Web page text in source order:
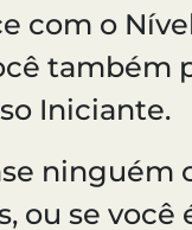
com o
também
Iniciante.
ninguém
ou se você